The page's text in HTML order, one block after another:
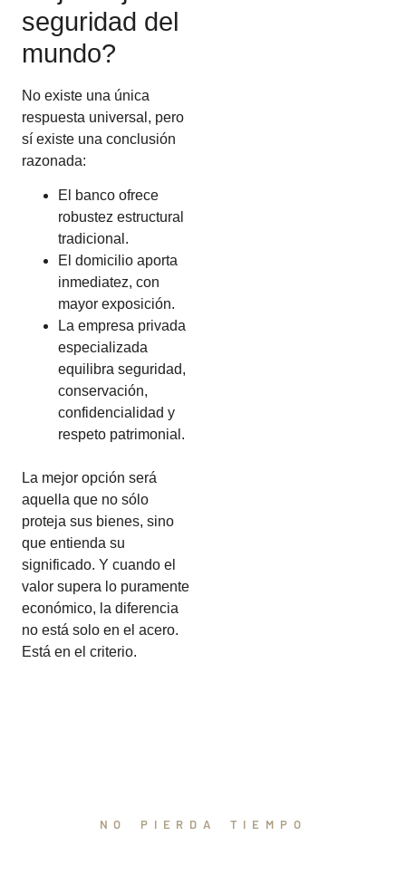
seguridad del
mundo?
No existe una única
respuesta universal, pero
sí existe una conclusión
razonada:
El banco ofrece
robustez estructural
tradicional.
El domicilio aporta
inmediatez, con
mayor exposición.
La empresa privada
especializada
equilibra seguridad,
conservación,
confidencialidad y
respeto patrimonial.
La mejor opción será
aquella que no sólo
proteja sus bienes, sino
que entienda su
significado. Y cuando el
valor supera lo puramente
económico, la diferencia
no está solo en el acero.
Está en el criterio.
NO PIERDA TIEMPO